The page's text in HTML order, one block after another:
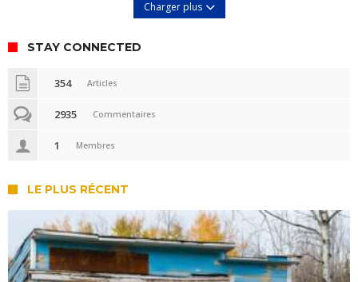
Charger plus
STAY CONNECTED
354 Articles
2935 Commentaires
1 Membres
LE PLUS RÉCENT